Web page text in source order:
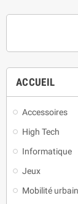
ACCUEIL
Accessoires
High Tech
Informatique
Jeux
Mobilité